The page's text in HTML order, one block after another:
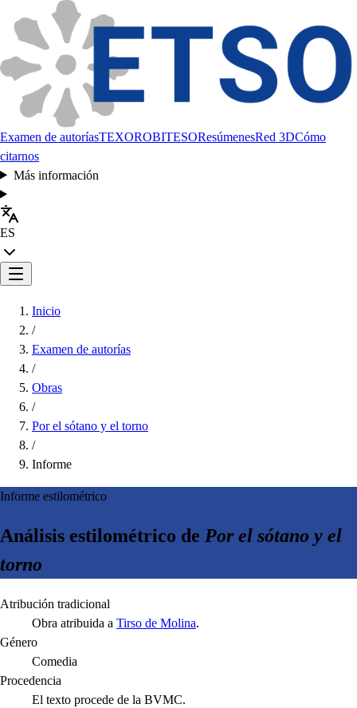
Examen de autoríasTEXOROBITESOResúmenesRed 3DCómo
citarnos
Más información
ES
Inicio
/
Examen de autorías
/
Obras
/
Por el sótano y el torno
/
Informe
Informe estilométrico
Análisis estilométrico de Por el sótano y el
torno
Atribución tradicional
Obra atribuida a Tirso de Molina.
Género
Comedia
Procedencia
El texto procede de la BVMC.